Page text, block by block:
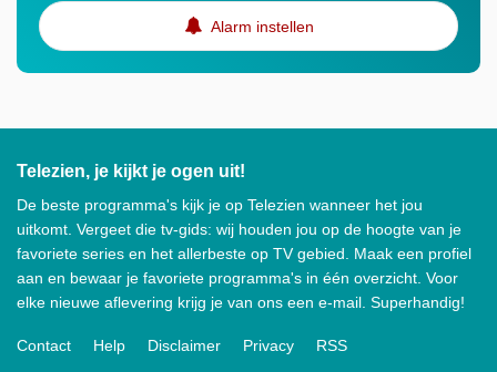
Alarm instellen
Telezien, je kijkt je ogen uit!
De beste programma's kijk je op Telezien wanneer het jou
uitkomt. Vergeet die tv-gids: wij houden jou op de hoogte van je
favoriete series en het allerbeste op TV gebied. Maak een profiel
aan en bewaar je favoriete programma's in één overzicht. Voor
elke nieuwe aflevering krijg je van ons een e-mail. Superhandig!
Contact Help Disclaimer Privacy RSS